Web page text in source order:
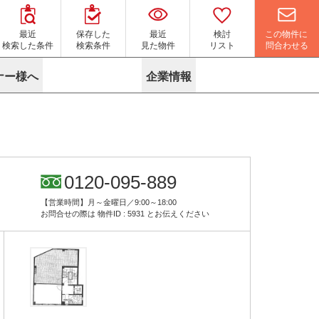
最近
検索した条件
保存した
検索条件
最近
見た物件
検討
リスト
この物件に
問合わせる
ックを探す
路線から探す
こだわりから探す
地図から探す
名古屋のクリニックを探す
ー様へ
蛍光灯の廃止に備えてLED化へ
企業情報
ベンチャー・フォーラム
0120-095-889
【営業時間】月～金曜日／9:00～18:00
お問合せの際は 物件ID : 5931 とお伝えください